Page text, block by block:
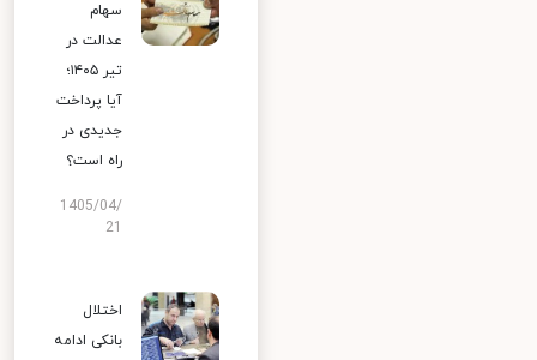
سهام
عدالت در
تیر ۱۴۰۵؛
آیا پرداخت
جدیدی در
راه است؟
1405/04/
اختلال
بانکی ادامه